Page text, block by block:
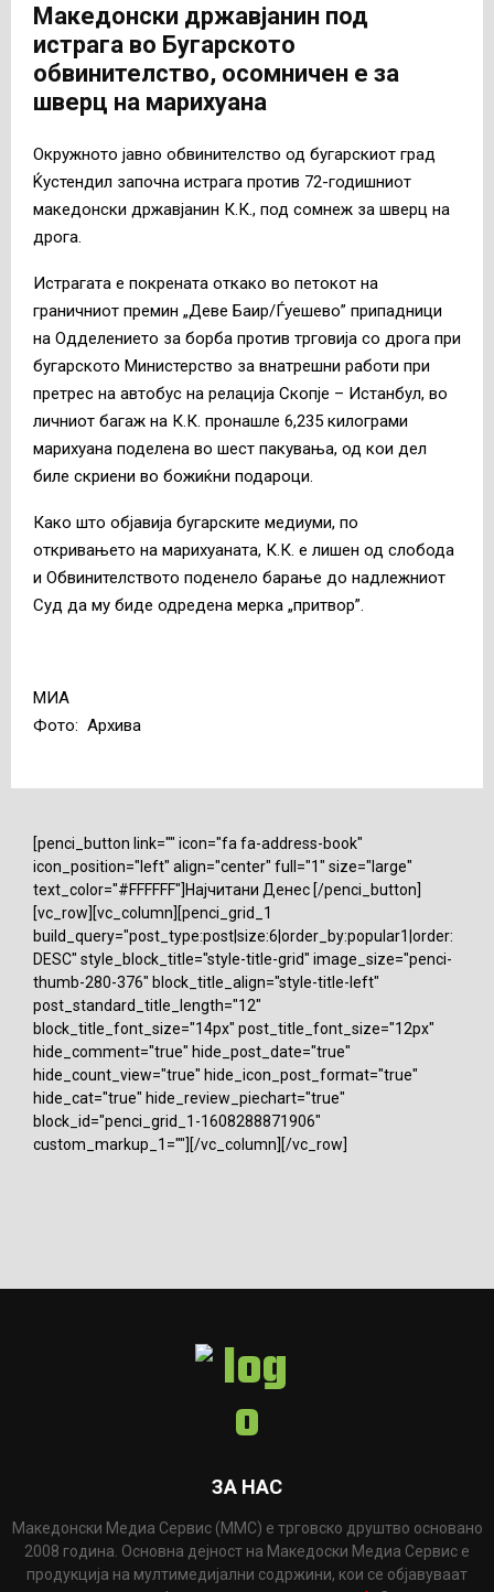
Македонски државјанин под
истрага во Бугарското
обвинителство, осомничен е за
шверц на марихуана
Окружното јавно обвинителство од бугарскиот град
Ќустендил започна истрага против 72-годишниот
македонски државјанин К.К., под сомнеж за шверц на
дрога.
Истрагата е покрената откако во петокот на
граничниот премин „Деве Баир/Ѓуешево” припадници
на Одделението за борба против трговија со дрога при
бугарското Министерство за внатрешни работи при
претрес на автобус на релација Скопје – Истанбул, во
личниот багаж на К.К. пронашле 6,235 килограми
марихуана поделена во шест пакувања, од кои дел
биле скриени во божиќни подароци.
Како што објавија бугарските медиуми, по
откривањето на марихуаната, К.К. е лишен од слобода
и Обвинителството поденело барање до надлежниот
Суд да му биде одредена мерка „притвор”.
МИА
Фото: Архива
[penci_button link="" icon="fa fa-address-book"
icon_position="left" align="center" full="1" size="large"
text_color="#FFFFFF"]Најчитани Денес [/penci_button]
[vc_row][vc_column][penci_grid_1
build_query="post_type:post|size:6|order_by:popular1|order:
DESC" style_block_title="style-title-grid" image_size="penci-
thumb-280-376" block_title_align="style-title-left"
post_standard_title_length="12"
block_title_font_size="14px" post_title_font_size="12px"
hide_comment="true" hide_post_date="true"
hide_count_view="true" hide_icon_post_format="true"
hide_cat="true" hide_review_piechart="true"
block_id="penci_grid_1-1608288871906"
custom_markup_1=""][/vc_column][/vc_row]
ЗА НАС
Македонски Медиа Сервис (ММС) е трговско друштво основано
2008 година. Основна дејност на Македоски Медиа Сервис е
продукција на мултимедијални содржини, кои се објавуваат